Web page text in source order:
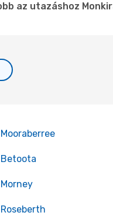
az utazáshoz